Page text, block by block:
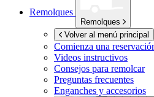
Remolques
Remolques
Volver al menú principal
Comienza una
Videos instructivos
Consejos para remolcar
Preguntas frecuentes
Enganches y accesorios